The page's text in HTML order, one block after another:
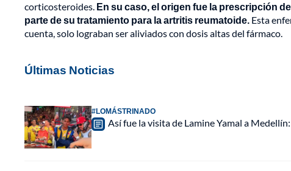
corticosteroides. En su caso, el origen fue la prescripción
parte de su tratamiento para la artritis reumatoide. Esta
cuenta, solo lograban ser aliviados con dosis altas del fármaco.
Últimas Noticias
#LOMÁSTRINADO
Así fue la visita de Lamine Yamal a